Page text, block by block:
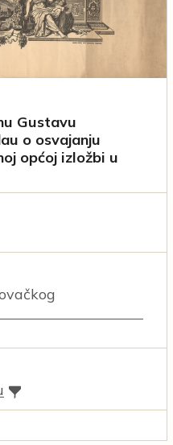
Gustavu
o osvajanju
općoj izložbi u